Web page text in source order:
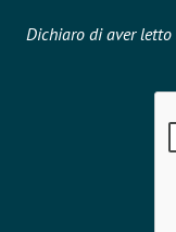
Dichiaro di aver letto